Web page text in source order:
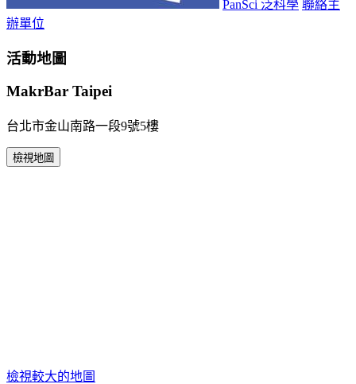
PanSci 泛科學 聯絡主
辦單位
活動地圖
MakrBar Taipei
台北市金山南路一段9號5樓
檢視地圖
檢視較大的地圖